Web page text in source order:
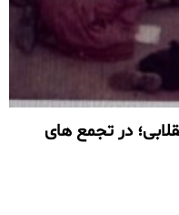
در تجمع های